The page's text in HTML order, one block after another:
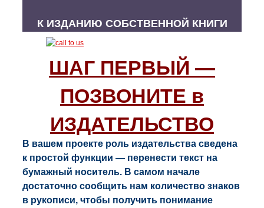
К ИЗДАНИЮ СОБСТВЕННОЙ КНИГИ
ШАГ ПЕРВЫЙ —
ПОЗВОНИТЕ в
ИЗДАТЕЛЬСТВО
В вашем проекте роль издательства сведена
к простой функции — перенести текст на
бумажный носитель. В самом начале
достаточно сообщить нам количество знаков
в рукописи, чтобы получить понимание